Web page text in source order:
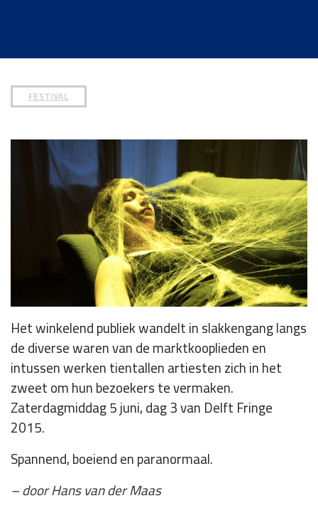
FESTIVAL
Het winkelend publiek wandelt in slakkengang langs
de diverse waren van de marktkooplieden en
intussen werken tientallen artiesten zich in het
zweet om hun bezoekers te vermaken.
Zaterdagmiddag 5 juni, dag 3 van Delft Fringe
2015.
Spannend, boeiend en paranormaal.
– door Hans van der Maas